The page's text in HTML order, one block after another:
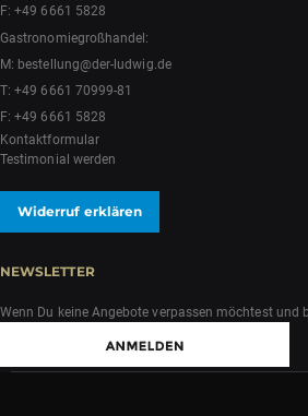
F: +49 6661 5828
Gastronomiegroßhandel:
M: bestellung@der-ludwig.de
T:+49 6661 70999-81
F: +49 6661 5828
Kontaktformular
Testimonial werden
Widerruf erklären
NEWSLETTER
Wenn Du keine Angebote verpassen möchtest